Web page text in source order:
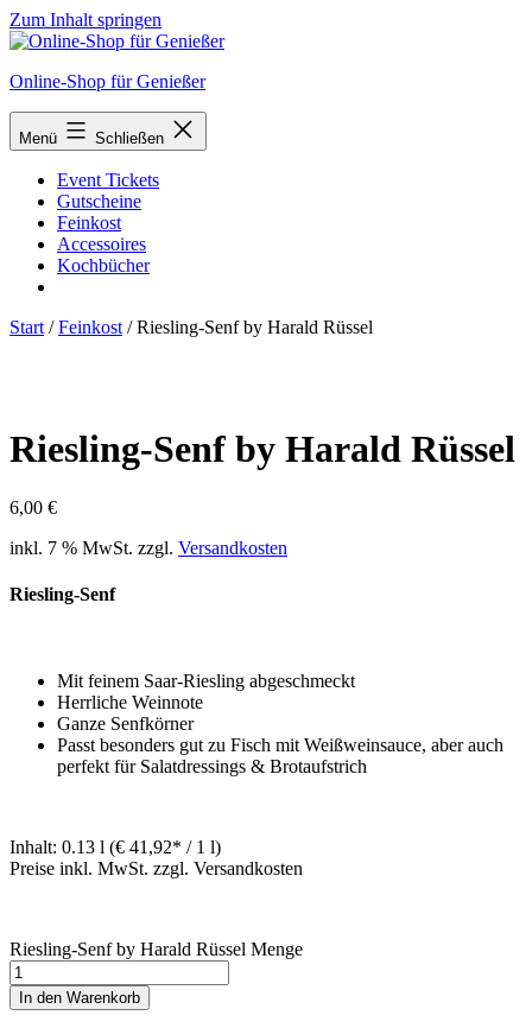
Zum Inhalt springen
Online-Shop für Genießer
Menü Schließen
Event Tickets
Gutscheine
Feinkost
Accessoires
Kochbücher
Start /Feinkost / Riesling-Senf by Harald Rüssel
Riesling-Senf by Harald Rüssel
6,00 €
inkl. 7 % MwSt. zzgl. Versandkosten
Riesling-Senf
Mit feinem Saar-Riesling abgeschmeckt
Herrliche Weinnote
Ganze Senfkörner
Passt besonders gut zu Fisch mit Weißweinsauce, aber auch
perfekt für Salatdressings & Brotaufstrich
Inhalt: 0.13 l (€ 41,92* / 1 l)
Preise inkl. MwSt. zzgl. Versandkosten
Riesling-Senf by Harald Rüssel Menge
In den Warenkorb